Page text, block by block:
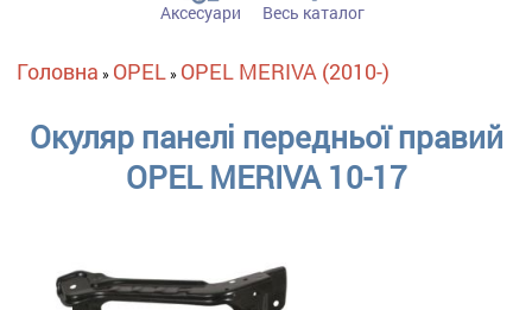
Аксесуари Весь каталог
Ви є тут
Головна » OPEL» OPEL MERIVA (2010-)
Окуляр панелі передньої правий
OPEL MERIVA 10-17